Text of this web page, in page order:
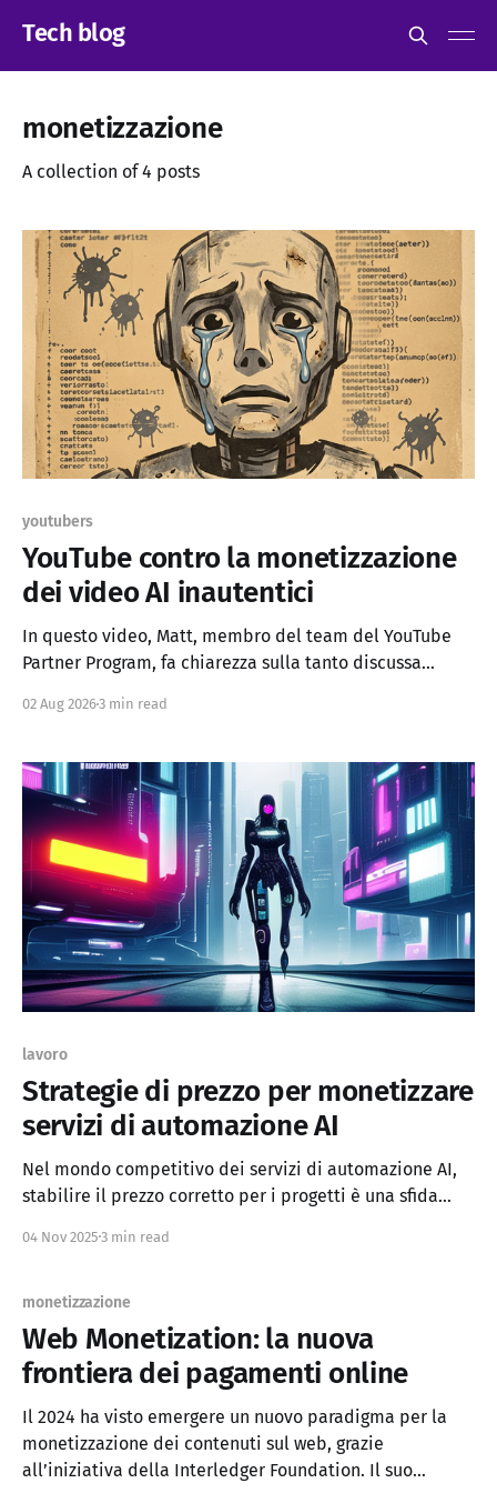
Tech blog
monetizzazione
A collection of 4 posts
youtubers
YouTube contro la monetizzazione
dei video AI inautentici
In questo video, Matt, membro del team del YouTube
Partner Program, fa chiarezza sulla tanto discussa
dubbi dei creator. Il tono è diretto e pratico: niente
la policy non è cambiata Matt
02 Aug 20263 min read
lavoro
Strategie di prezzo per monetizzare
servizi di automazione AI
Nel mondo competitivo dei servizi di automazione AI,
stabilire il prezzo corretto per i progetti è una sfida
agenzie AI alle prime armi. Molti sottovalutano i loro
basso valore, mentre altri li
04 Nov 2025 3 min read
monetizzazione
Web Monetization: la nuova
frontiera dei pagamenti online
Il 2024 ha visto emergere un nuovo paradigma per la
monetizzazione dei contenuti sul web, grazie
all’iniziativa della Interledger Foundation. Il suo